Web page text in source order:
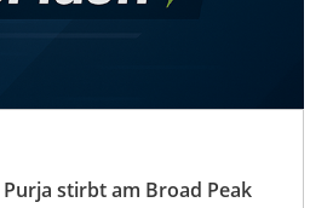
stirbt am Broad Peak